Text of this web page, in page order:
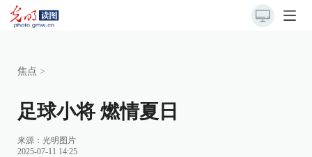
焦点 >
足球小将 燃情夏日
来源： 光明图片
2025-07-11 14:25